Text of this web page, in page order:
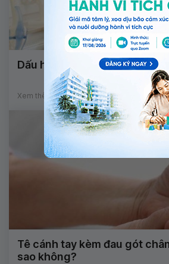
Dấu hiệu u sụn xương ở trẻ em
Xem thêm
Tê cánh tay kèm đau gót
sao không?